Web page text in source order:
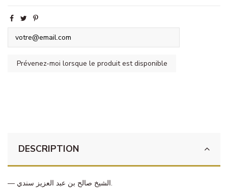
DESCRIPTION
— الشيخ صالح بن عبد العزيز سندي.